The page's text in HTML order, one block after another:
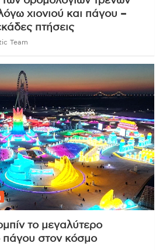
χιονιού και πάγου –
πτήσεις
Team
το μεγαλύτερο
πάγου στον κόσμο